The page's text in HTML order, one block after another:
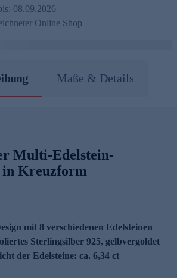
08.09.2026
Online Shop
Maße & Details
Multi-Edelstein-
in Kreuzform
mit 8 verschiedenen Edelsteinen
Sterlingsilber 925, gelbvergoldet
der Edelsteine: ca. 6,34 ct